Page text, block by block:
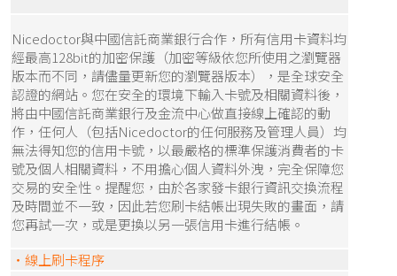
Nicedoctor與中國信託商業銀行合作，所有信用卡資料均
經最高128bit的加密保護（加密等級依您所使用之瀏覽器
版本而不同，請儘量更新您的瀏覽器版本），是全球安全
認證的網站。您在安全的環境下輸入卡號及相關資料後，
將由中國信託商業銀行及金流中心做直接線上確認的動
作，任何人（包括Nicedoctor的任何服務及管理人員）均
無法得知您的信用卡號，以最嚴格的標準保護消費者的卡
號及個人相關資料，不用擔心個人資料外洩，完全保障您
交易的安全性。提醒您，由於各家發卡銀行資訊交換流程
及時間並不一致，因此若您刷卡結帳出現失敗的畫面，請
您再試一次，或是更換以另一張信用卡進行結帳。
‧線上刷卡程序